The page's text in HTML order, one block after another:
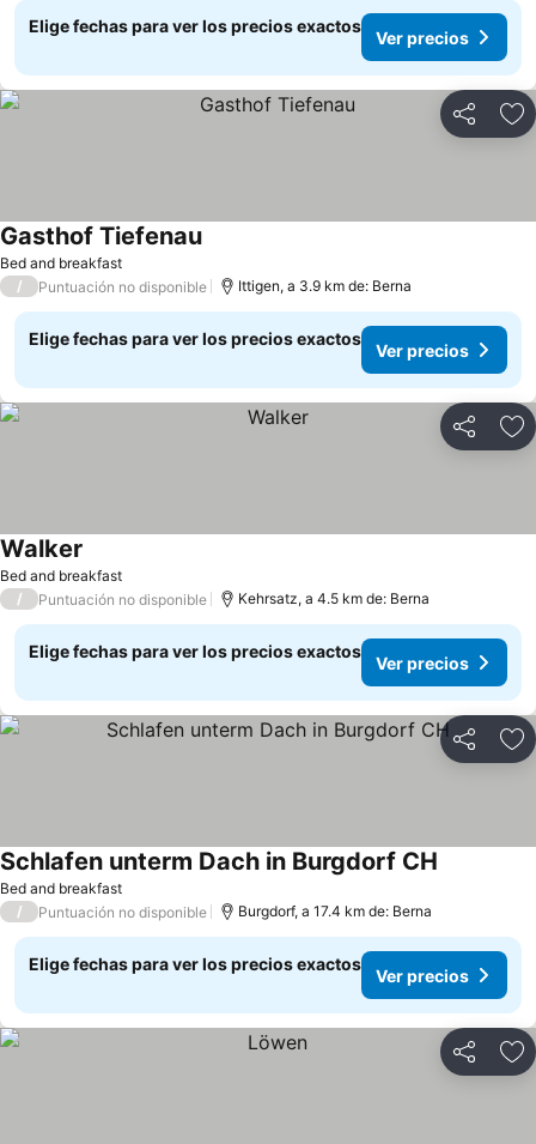
Elige fechas para ver los precios exactos
Ver precios
Compartir
Bed and breakfast
Gasthof Tiefenau
/ Puntuación no disponible Ittigen, a 3.9 km de: Berna
Elige fechas para ver los precios exactos
Ver precios
Compartir
Bed and breakfast
Walker
/ Puntuación no disponible Kehrsatz, a 4.5 km de: Berna
Elige fechas para ver los precios exactos
Ver precios
Compartir
Bed and breakfast
Schlafen unterm Dach in Burgdorf CH
/ Puntuación no disponible Burgdorf, a 17.4 km de: Berna
Elige fechas para ver los precios exactos
Ver precios
Compartir